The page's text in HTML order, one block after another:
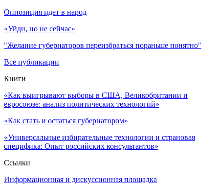
Оппозиция идет в народ
«Уйди, но не сейчас»
"Желание губернаторов переизбраться пораньше понятно"
Все публикации
Книги
«Как выигрывают выборы в США, Великобритании и
евросоюзе: анализ политических технологий»
«Как стать и остаться губернатором»
«Универсальные избирательные технологии и страновая
специфика: Опыт российских консультантов»
Ссылки
Информационная и дискуссионная площадка